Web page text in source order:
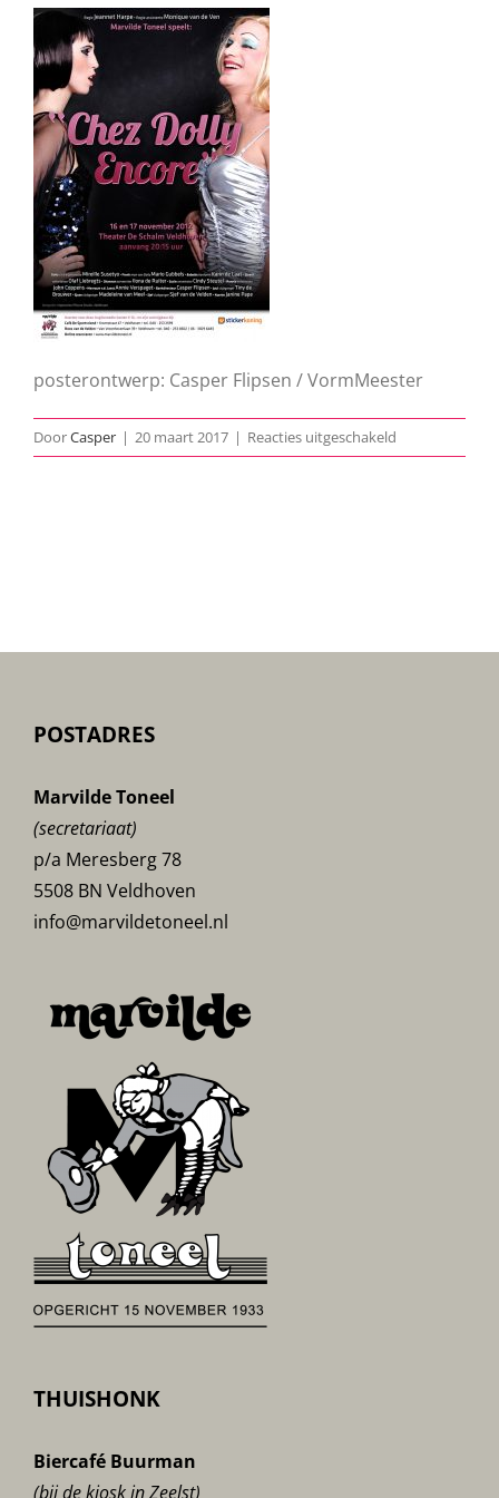
posterontwerp: Casper Flipsen / VormMeester
DoorCasper | 20 maart 2017 | Reacties uitgeschakeld
Chez-
POSTADRES
Marvilde Toneel
(secretariaat)
p/a Meresberg 78
5508 BN Veldhoven
info@marvildetoneel.nl
THUISHONK
Biercafé Buurman
(bij de kiosk in Zeelst)